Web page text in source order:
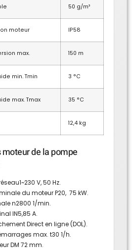
50 g/m³
moteur IP58
max. 150 m
min. Tmin 3 °C
max. Tmax 35 °C
12,4 kg
de la pompe
V, 50 Hz.
du moteur P20, 75 kW.
n2800 1/min.
IN5,85 A.
Direct en ligne (DOL).
max. t30 1/h.
DM 72 mm.